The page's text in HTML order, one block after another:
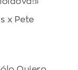
x Pete